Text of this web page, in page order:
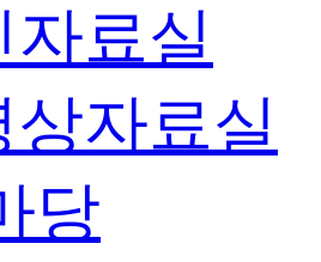
자료실
상자료실
당